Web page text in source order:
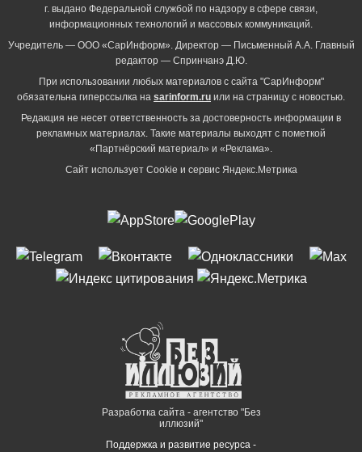
г. выдано Федеральной службой по надзору в сфере связи,
информационных технологий и массовых коммуникаций.
Учредитель — ООО «СарИнформ». Директор — Письменный А.А. Главный
редактор — Спринчанэ Д.Ю.
При использовании любых материалов с сайта "СарИнформ"
обязательна гиперссылка на sarinform.ru или на страницу с новостью.
Редакция не несет ответственность за достоверность информации в
рекламных материалах. Такие материалы выходят с пометкой
«Партнёрский материал» и «Реклама».
Сайт использует Cookie и сервиc Яндекс.Метрика
Разработка сайта - агентство "Без
иллюзий"
Поддержка и развитие ресурса -